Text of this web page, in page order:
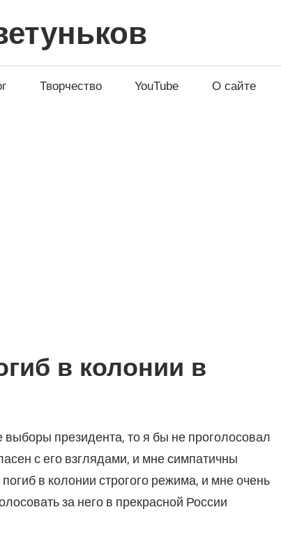
Творчество YouTube О сайте
в колонии в
президента, то я бы не проголосовал
с его взглядами, и мне симпатичны
в колонии строгого режима, и мне очень
за него в прекрасной России